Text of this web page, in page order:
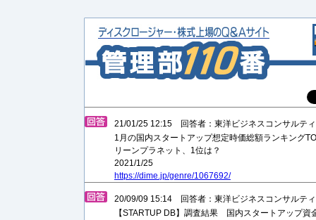
21/01/25 12:15 回答者：東洋ビジネスコンサルテ
1月の国内スタートアップ想定時価総額ランキング
リーンプラネット、1位は？
2021/1/25
https://dime.jp/genre/1067692/
20/09/09 15:14 回答者：東洋ビジネスコンサルテ
【STARTUP DB】調査結果 国内スタートアップ資